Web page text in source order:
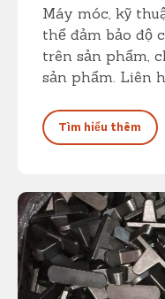
Máy móc, kỹ
thể đảm bảo độ
trên sản phẩm,
sản phẩm. Liên
Tìm hiểu thêm